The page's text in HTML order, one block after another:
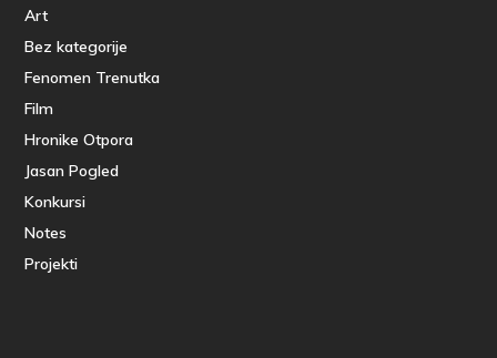
Art
Bez kategorije
Fenomen Trenutka
Film
Hronike Otpora
Jasan Pogled
Konkursi
Notes
Projekti